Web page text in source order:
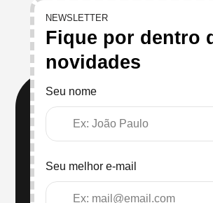
NEWSLETTER
Fique por dentro
novidades
Seu nome
Seu melhor e-mail